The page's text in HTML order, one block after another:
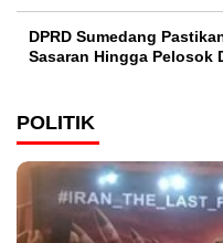
DPRD Sumedang
Sasaran Hingga Pelosok
POLITIK